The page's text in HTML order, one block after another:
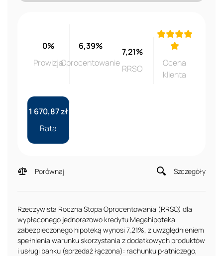
0%
Prowizja
6,39%
Oprocentowanie
7,21%
RRSO
Ocena
klienta
1 670,87 zł
Rata
Porównaj Szczegóły
Rzeczywista Roczna Stopa Oprocentowania (RRSO) dla
wypłaconego jednorazowo kredytu Megahipoteka
zabezpieczonego hipoteką wynosi 7,21%, z uwzględnieniem
spełnienia warunku skorzystania z dodatkowych produktów
i usługi banku (sprzedaż łączona): rachunku płatniczego,